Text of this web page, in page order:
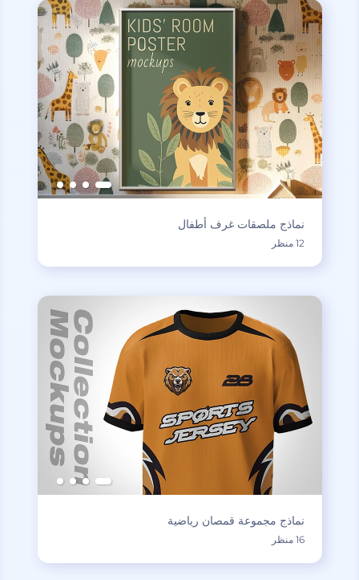
نماذج ملصقات غرف أطفال
12 منظر
نماذج مجموعة قمصان رياضية
16 منظر